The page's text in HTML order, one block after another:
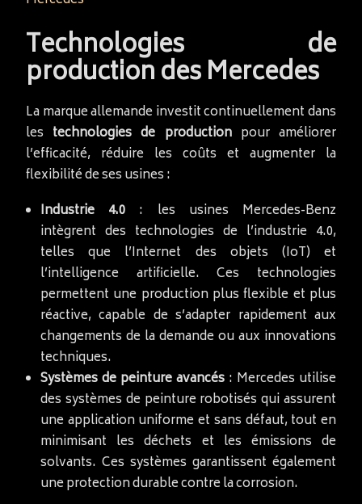
Technologies de
production des Mercedes
La marque allemande investit continuellement dans
les technologies de productionpour améliorer
l’efficacité, réduire les coûts et augmenter la
flexibilité de ses usines :
Industrie 4.0 : les usines Mercedes-Benz
intègrent des technologies de l’industrie 4.0,
telles que l’Internet des objets (IoT) et
l’intelligence artificielle. Ces technologies
permettent une production plus flexible et plus
réactive, capable de s’adapter rapidement aux
changements de la demande ou aux innovations
techniques.
Systèmes de peinture avancés : Mercedes utilise
des systèmes de peinture robotisés qui assurent
une application uniforme et sans défaut, tout en
minimisant les déchets et les émissions de
solvants. Ces systèmes garantissent également
une protection durable contre la corrosion.